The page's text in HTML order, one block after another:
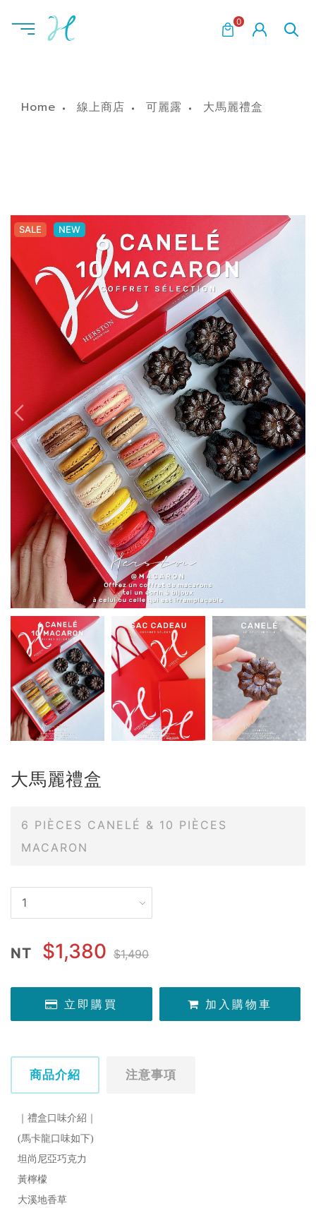
0
Home 線上商店 可麗露 大馬麗禮盒
SALE NEW
SALE NEW
SALE NEW
大馬麗禮盒
6 PIÈCES CANELÉ & 10 PIÈCES
MACARON
NT $1,380 $1,490
立即購買 加入購物車
商品介紹 注意事項
｜禮盒口味介紹｜
(馬卡龍口味如下)
坦尚尼亞巧克力
黃檸檬
大溪地香草